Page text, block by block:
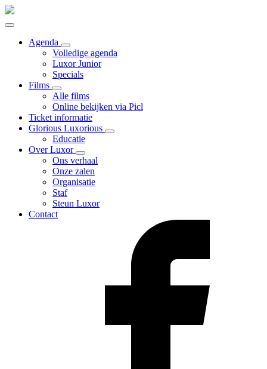
Agenda
Volledige agenda
Luxor Junior
Specials
Films
Alle films
Online bekijken via Picl
Ticket informatie
Glorious Luxorious
Educatie
Over Luxor
Ons verhaal
Onze zalen
Organisatie
Staf
Steun Luxor
Contact